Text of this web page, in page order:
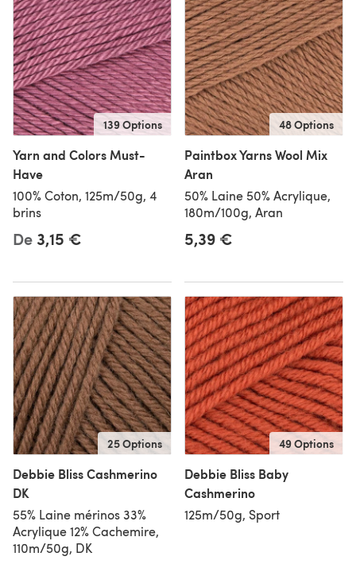
139 Options
Yarn and Colors Must-
Have
100% Coton, 125m/50g, 4
brins
De 3,15 €
48 Options
Paintbox Yarns Wool Mix
Aran
50% Laine 50% Acrylique,
180m/100g, Aran
5,39 €
25 Options
Debbie Bliss Cashmerino
DK
55% Laine mérinos 33%
Acrylique 12% Cachemire,
110m/50g, DK
49 Options
Debbie Bliss Baby
Cashmerino
125m/50g, Sport